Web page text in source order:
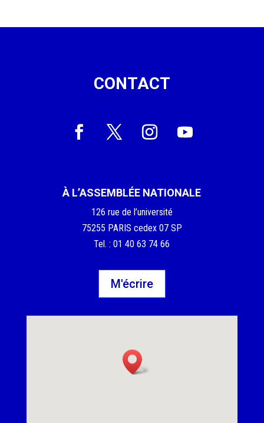
CONTACT
À L’ASSEMBLÉE NATIONALE
126 rue de l’université
75255 PARIS cedex 07 SP
Tel. : 01 40 63 74 66
M'écrire